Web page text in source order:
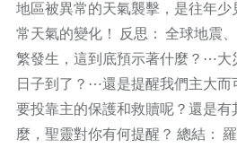
地區被異常的天氣襲擊，是往年少
常天氣的變化！ 反思： 全球地震
繁發生，這到底預示著什麼？⋯大
日子到了？⋯還是提醒我們主大而
要投靠主的保護和救贖呢？還是有
麼，聖靈對你有何提醒？ 總結：